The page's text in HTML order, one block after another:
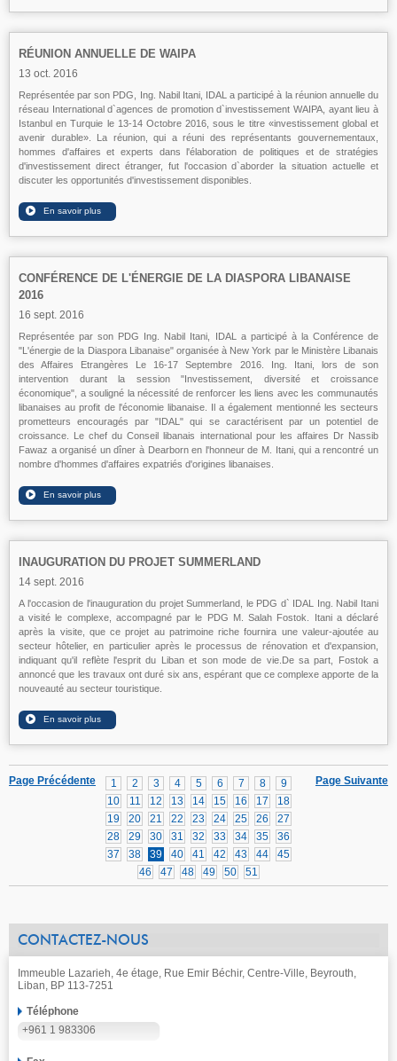
RÉUNION ANNUELLE DE WAIPA
13 oct. 2016
Représentée par son PDG, Ing. Nabil Itani, IDAL a participé à la réunion annuelle du
réseau International d`agences de promotion d`investissement WAIPA, ayant lieu à
Istanbul en Turquie le 13-14 Octobre 2016, sous le titre «investissement global et
avenir durable». La réunion, qui a réuni des représentants gouvernementaux,
hommes d'affaires et experts dans l'élaboration de politiques et de stratégies
d'investissement direct étranger, fut l'occasion d`aborder la situation actuelle et
discuter les opportunités d'investissement disponibles.
CONFÉRENCE DE L'ÉNERGIE DE LA DIASPORA LIBANAISE
2016
16 sept. 2016
Représentée par son PDG Ing. Nabil Itani, IDAL a participé à la Conférence de
"L'énergie de la Diaspora Libanaise" organisée à New York par le Ministère Libanais
des Affaires Etrangères Le 16-17 Septembre 2016. Ing. Itani, lors de son
intervention durant la session "Investissement, diversité et croissance
économique", a souligné la nécessité de renforcer les liens avec les communautés
libanaises au profit de l'économie libanaise. Il a également mentionné les secteurs
prometteurs encouragés par "IDAL" qui se caractérisent par un potentiel de
croissance. Le chef du Conseil libanais international pour les affaires Dr Nassib
Fawaz a organisé un dîner à Dearborn en l'honneur de M. Itani, qui a rencontré un
nombre d'hommes d'affaires expatriés d'origines libanaises.
INAUGURATION DU PROJET SUMMERLAND
14 sept. 2016
A l'occasion de l'inauguration du projet Summerland, le PDG d` IDAL Ing. Nabil Itani
a visité le complexe, accompagné par le PDG M. Salah Fostok. Itani a déclaré
après la visite, que ce projet au patrimoine riche fournira une valeur-ajoutée au
secteur hôtelier, en particulier après le processus de rénovation et d'expansion,
indiquant qu'il reflète l'esprit du Liban et son mode de vie.De sa part, Fostok a
annoncé que les travaux ont duré six ans, espérant que ce complexe apporte de la
nouveauté au secteur touristique.
Page Suivante
1 2 3 4 5 6 7 8
9
10
11 12 13 14 15 16 17
18
19
20 21 22 23 24 25 26
27
28
29 30 31 32 33 34 35
36
37
38 39 40 41 42 43 44
45
46
47 48 49 50 51
Page Précédente
CONTACTEZ-NOUS
Immeuble Lazarieh, 4e étage, Rue Emir Béchir, Centre-Ville, Beyrouth,
Liban, BP 113-7251
Téléphone
+961 1 983306